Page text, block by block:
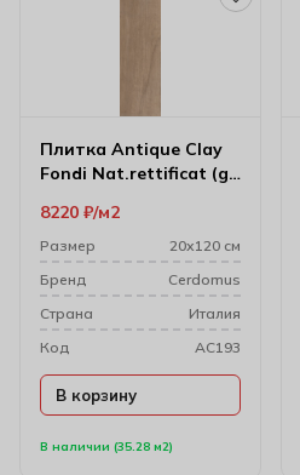
Плитка Antique Clay
Fondi Nat.rettificat (gl)
В наличии (35.28 м2)
8220 ₽ м2
Размер
20х120 см
Бренд
Cerdomus
Cтрана
Италия
Код
AC193
В корзину